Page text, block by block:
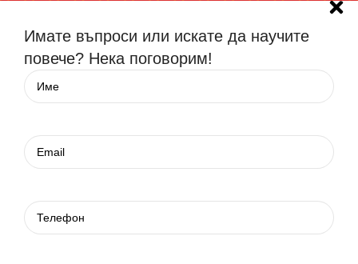
Имате въпроси или искате да научите
повече? Нека поговорим!